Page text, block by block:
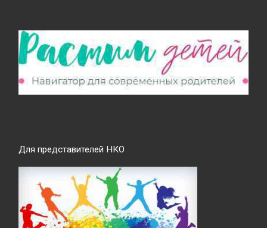
Для представителей НКО